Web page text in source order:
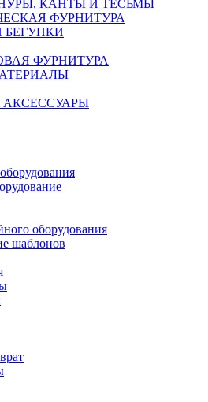
КАНТЫ И ТЕСЬМЫ
ФУРНИТУРА
ФУРНИТУРА
оборудования
шаблонов